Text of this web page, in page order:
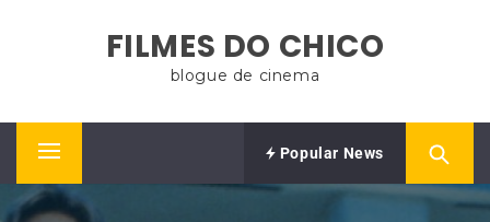
FILMES DO CHICO
blogue de cinema
Primary
Menu
Popular News